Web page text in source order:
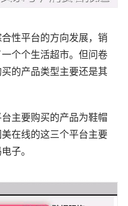
性平台的方向发展，销
个个生活超市。但问卷
的产品类型主要还是其
主要购买的产品为鞋帽
在线的这三个平台主要
子。